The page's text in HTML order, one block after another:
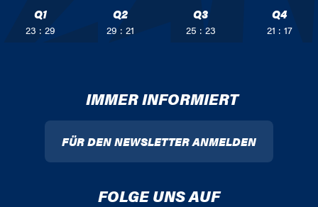
Q1
23 : 29
Q2
29 : 21
Q3
25 : 23
Q4
21 : 17
IMMER INFORMIERT
FÜR DEN NEWSLETTER ANMELDEN
FOLGE UNS AUF